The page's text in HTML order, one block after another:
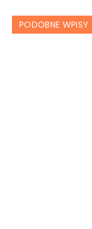
PODOBNE WPISY